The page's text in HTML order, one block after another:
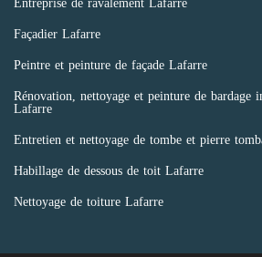
Façadier Lafarre
Peintre et peinture de façade Lafarre
Rénovation, nettoyage et peinture de bardage
Lafarre
Entretien et nettoyage de tombe et pierre
Habillage de dessous de toit Lafarre
Nettoyage de toiture Lafarre